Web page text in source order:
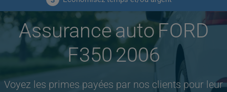
Assurance auto FORD
F350 2006
Voyez les primes payées par nos clients pour leur